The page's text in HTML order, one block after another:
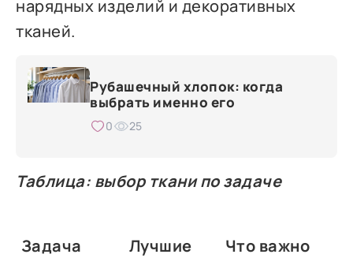
нарядных изделий и декоративных
тканей.
Рубашечный хлопок: когда
выбрать именно его
0 25
Таблица: выбор ткани по задаче
Задача
Лучшие
Что важно